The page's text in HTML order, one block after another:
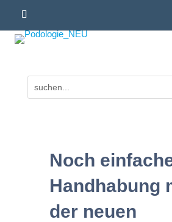
Noch
Handhabung
der neuen